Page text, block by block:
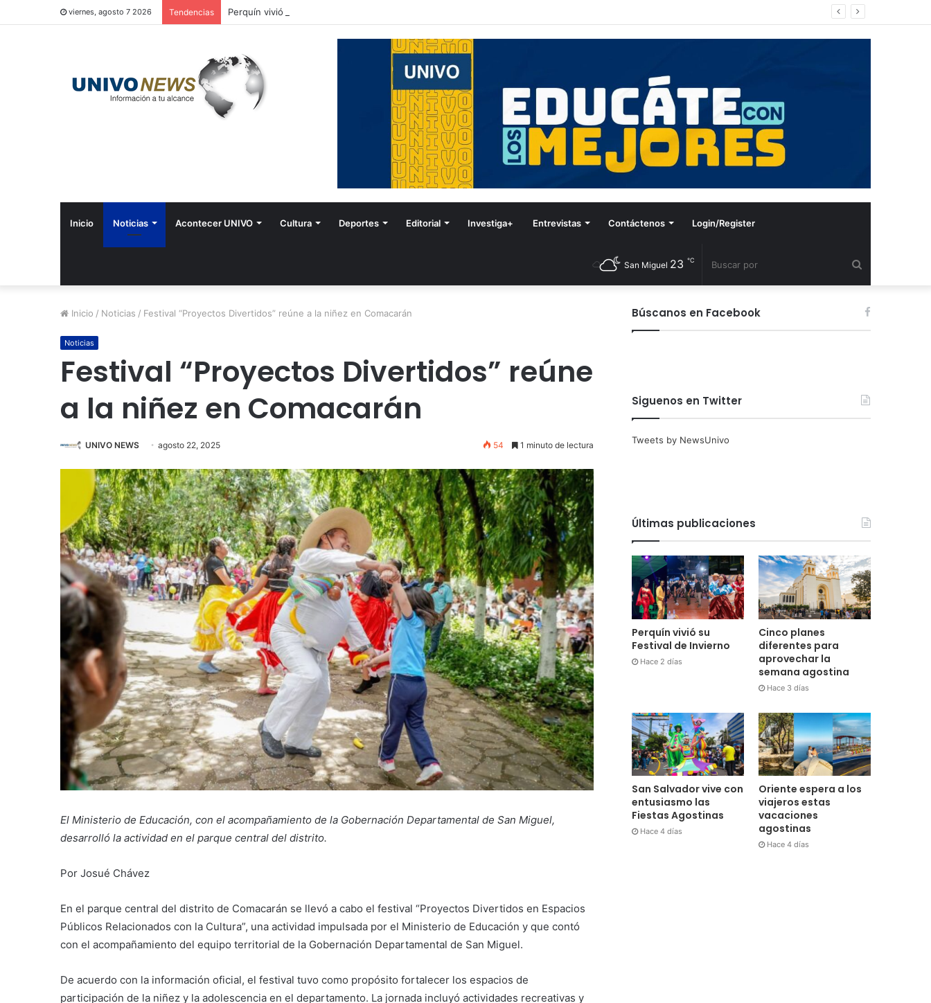
viernes, agosto 7 2026 Tendencias Perquín vivió su Festival de Invierno
Inicio Noticias Acontecer UNIVO Cultura Deportes Editorial Investiga+ Entrevistas Contáctenos Login/Register
por
San Miguel 23 ℃
Inicio / Noticias / Festival “Proyectos Divertidos” reúne a la niñez en Comacarán
Noticias
Festival “Proyectos Divertidos” reúne
a la niñez en Comacarán
UNIVO NEWS agosto 22, 2025 54 1 minuto de lectura
El Ministerio de Educación, con el acompañamiento de la Gobernación Departamental de San Miguel,
desarrolló la actividad en el parque central del distrito.
Por Josué Chávez
En el parque central del distrito de Comacarán se llevó a cabo el festival “Proyectos Divertidos en Espacios
Públicos Relacionados con la Cultura”, una actividad impulsada por el Ministerio de Educación y que contó
con el acompañamiento del equipo territorial de la Gobernación Departamental de San Miguel.
De acuerdo con la información oficial, el festival tuvo como propósito fortalecer los espacios de
participación de la niñez y la adolescencia en el departamento. La jornada incluyó actividades recreativas y
Búscanos en Facebook
Siguenos en Twitter
Tweets by NewsUnivo
Últimas publicaciones
Perquín vivió su
Festival de Invierno
Hace 2 días
Cinco planes
diferentes para
aprovechar la
semana agostina
Hace 3 días
San Salvador vive con
entusiasmo las
Fiestas Agostinas
Hace 4 días
Oriente espera a los
viajeros estas
vacaciones
agostinas
Hace 4 días